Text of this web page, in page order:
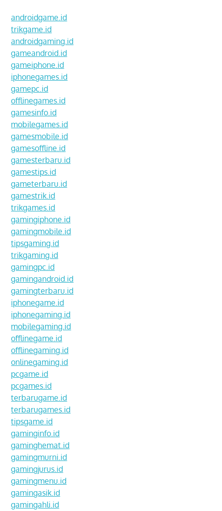
androidgame.id
trikgame.id
androidgaming.id
gameandroid.id
gameiphone.id
iphonegames.id
gamepc.id
offlinegames.id
gamesinfo.id
mobilegames.id
gamesmobile.id
gamesoffline.id
gamesterbaru.id
gamestips.id
gameterbaru.id
gamestrik.id
trikgames.id
gamingiphone.id
gamingmobile.id
tipsgaming.id
trikgaming.id
gamingpc.id
gamingandroid.id
gamingterbaru.id
iphonegame.id
iphonegaming.id
mobilegaming.id
offlinegame.id
offlinegaming.id
onlinegaming.id
pcgame.id
pcgames.id
terbarugame.id
terbarugames.id
tipsgame.id
gaminginfo.id
gaminghemat.id
gamingmurni.id
gamingjurus.id
gamingmenu.id
gamingasik.id
gamingahli.id